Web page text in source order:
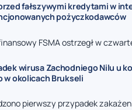
fałszywymi kredytami w
pożyczkodawców
FSMA ostrzegł w
wirusa Zachodniego Nilu u
w okolicach Brukseli
pierwszy przypadek